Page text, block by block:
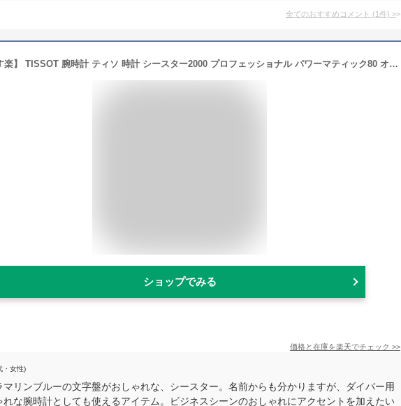
全てのおすすめコメント (1件) >
【あす楽】 TISSOT 腕時計 ティソ 時計 シースター2000 プロフェッショナル パワーマティック80 オートマティック ウルトラマリンブルー文字盤 T120.607.11.041.00 優美堂のティソはメーカー保証2年つきの正規代理店商品です。
ショップでみる
価格と在庫を楽天でチェック >>
・女性)
マリンブルーの文字盤がおしゃれな、シースター。名前からも分かりますが、ダイバー用
れな腕時計としても使えるアイテム。ビジネスシーンのおしゃれにアクセントを加えたい